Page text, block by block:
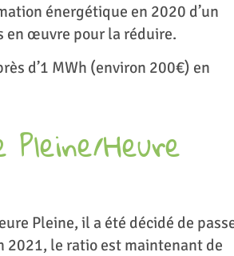
énergétique en 2020 d’un
en œuvre pour la réduire.
d’1 MWh (environ 200€) en
Heure
Pleine, il a été décidé de
2021, le ratio est maintenant de